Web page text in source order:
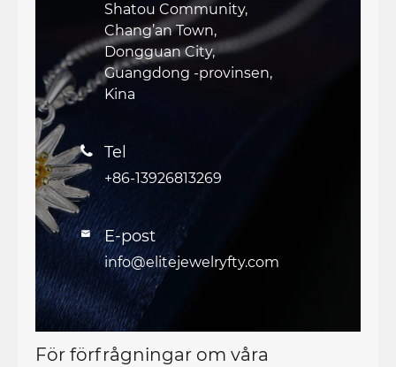
Shatou Community,
Chang’an Town,
Dongguan City,
Guangdong -provinsen,
Kina
 Tel
+86-13926813269
 E-post
info@elitejewelryfty.com
För förfrågningar om våra